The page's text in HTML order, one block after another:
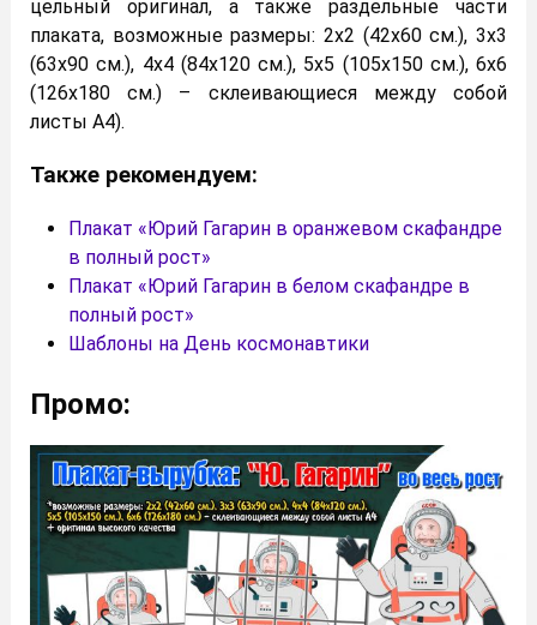
цельный оригинал, а также раздельные части
плаката, возможные размеры: 2х2 (42х60 см.), 3х3
(63х90 см.), 4х4 (84х120 см.), 5х5 (105х150 см.), 6х6
(126х180 см.) – склеивающиеся между собой
листы А4).
Также рекомендуем:
Плакат «Юрий Гагарин в оранжевом скафандре
в полный рост»
Плакат «Юрий Гагарин в белом скафандре в
полный рост»
Шаблоны на День космонавтики
Промо: